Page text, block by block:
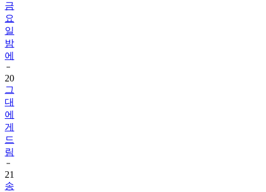
금
요
일
밤
에
20
그
대
에
게
드
림
21
송